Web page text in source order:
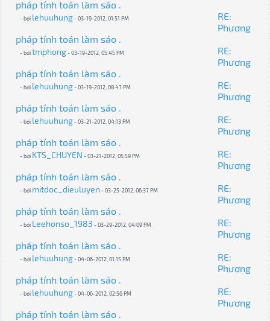
pháp tính toán làm sáo .
- bởi lehuuhung- 03-19-2012, 01:51 PM
RE:
Phương
pháp tính toán làm sáo .
- bởitmphong- 03-19-2012, 05:45 PM
RE:
Phương
pháp tính toán làm sáo .
- bởi lehuuhung- 03-19-2012, 08:47 PM
RE:
Phương
pháp tính toán làm sáo .
- bởi lehuuhung- 03-21-2012, 04:13 PM
RE:
Phương
pháp tính toán làm sáo .
- bởi KTS_CHUYEN - 03-21-2012, 05:59 PM
RE:
Phương
pháp tính toán làm sáo .
- bởi mitdoc_dieuluyen - 03-25-2012, 06:37 PM
RE:
Phương
pháp tính toán làm sáo .
- bởi Leehonso_1983 - 03-29-2012, 04:09 PM
RE:
Phương
pháp tính toán làm sáo .
- bởi lehuuhung- 04-06-2012, 01:15 PM
RE:
Phương
pháp tính toán làm sáo .
- bởi lehuuhung- 04-06-2012, 02:56 PM
RE:
Phương
pháp tính toán làm sáo .